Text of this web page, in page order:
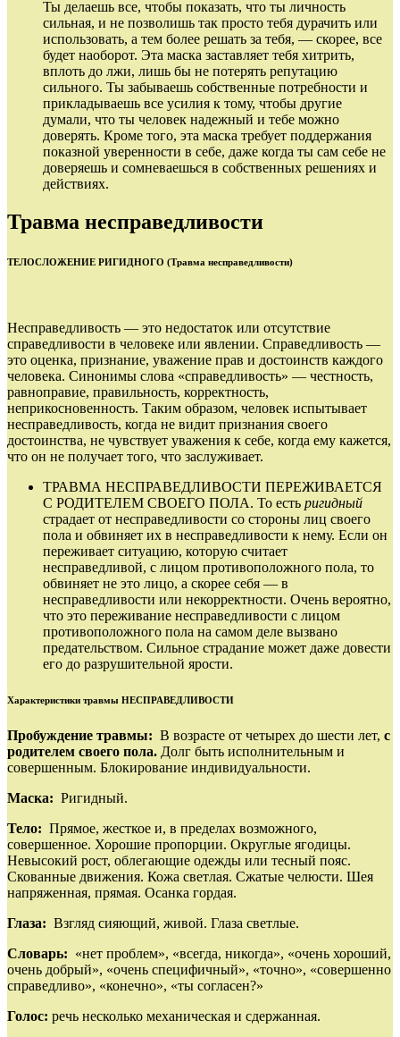
Ты делаешь все, чтобы показать, что ты личность
сильная, и не позволишь так просто тебя дурачить или
использовать, а тем более решать за тебя, — скорее, все
будет наоборот. Эта маска заставляет тебя хитрить,
вплоть до лжи, лишь бы не потерять репутацию
сильного. Ты забываешь собственные потребности и
прикладываешь все усилия к тому, чтобы другие
думали, что ты человек надежный и тебе можно
доверять. Кроме того, эта маска требует поддержания
показной уверенности в себе, даже когда ты сам себе не
доверяешь и сомневаешься в собственных решениях и
действиях.
Травма несправедливости
ТЕЛОСЛОЖЕНИЕ РИГИДНОГО (Травма несправедливости)
Несправедливость — это недостаток или отсутствие
справедливости в человеке или явлении. Справедливость —
это оценка, признание, уважение прав и достоинств каждого
человека. Синонимы слова «справедливость» — честность,
равноправие, правильность, корректность,
неприкосновенность. Таким образом, человек испытывает
несправедливость, когда не видит признания своего
достоинства, не чувствует уважения к себе, когда ему кажется,
что он не получает того, что заслуживает.
ТРАВМА НЕСПРАВЕДЛИВОСТИ ПЕРЕЖИВАЕТСЯ
С РОДИТЕЛЕМ СВОЕГО ПОЛА. То есть ригидный
страдает от несправедливости со стороны лиц своего
пола и обвиняет их в несправедливости к нему. Если он
переживает ситуацию, которую считает
несправедливой, с лицом противоположного пола, то
обвиняет не это лицо, а скорее себя — в
несправедливости или некорректности. Очень вероятно,
что это переживание несправедливости с лицом
противоположного пола на самом деле вызвано
предательством. Сильное страдание может даже довести
его до разрушительной ярости.
Характеристики травмы НЕСПРАВЕДЛИВОСТИ
Пробуждение травмы: В возрасте от четырех до шести лет, с
родителем своего пола. Долг быть исполнительным и
совершенным. Блокирование индивидуальности.
Маска: Ригидный.
Тело: Прямое, жесткое и, в пределах возможного,
совершенное. Хорошие пропорции. Округлые ягодицы.
Невысокий рост, облегающие одежды или тесный пояс.
Скованные движения. Кожа светлая. Сжатые челюсти. Шея
напряженная, прямая. Осанка гордая.
Глаза: Взгляд сияющий, живой. Глаза светлые.
Словарь: «нет проблем», «всегда, никогда», «очень хороший,
очень добрый», «очень специфичный», «точно», «совершенно
справедливо», «конечно», «ты согласен?»
Голос: речь несколько механическая и сдержанная.